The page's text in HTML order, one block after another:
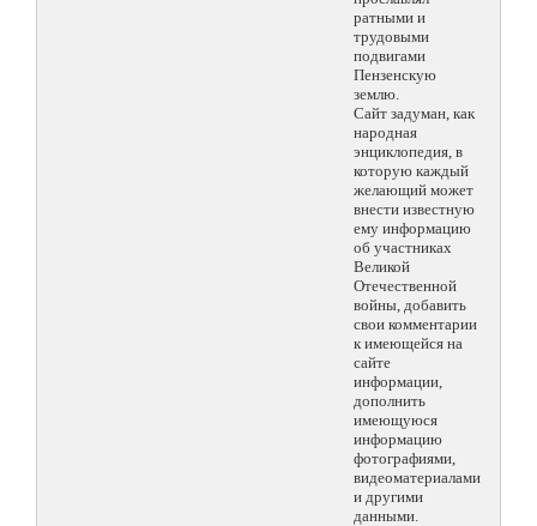
ратными и
трудовыми
подвигами
Пензенскую
землю.
Сайт задуман, как
народная
энциклопедия, в
которую каждый
желающий может
внести известную
ему информацию
об участниках
Великой
Отечественной
войны, добавить
свои комментарии
к имеющейся на
сайте
информации,
дополнить
имеющуюся
информацию
фотографиями,
видеоматериалами
и другими
данными.